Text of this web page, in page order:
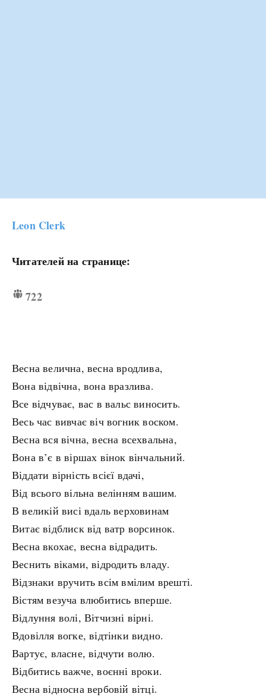
Leon Clerk
Читателей на странице:
722
Весна велична, весна вродлива,
Вона відвічна, вона вразлива.
Все відчуває, вас в вальс виносить.
Весь час вивчає віч вогник воском.
Весна вся вічна, весна всехвальна,
Вона в’є в віршах вінок вінчальний.
Віддати вірність всієї вдачі,
Від всього вільна велінням вашим.
В великій висі вдаль верховинам
Витає відблиск від ватр ворсинок.
Весна вкохає, весна відрадить.
Веснить віками, відродить владу.
Відзнаки вручить всім вмілим врешті.
Вістям везуча влюбитись вперше.
Відлуння волі, Вітчизні вірні.
Вдовілля вогке, відтінки видно.
Вартує, власне, відчути волю.
Відбитись важче, воєнні вроки.
Весна відносна вербовій вітці.